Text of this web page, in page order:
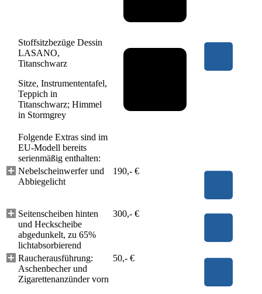
Stoffsitzbezüge Dessin
LASANO,
Titanschwarz
Sitze, Instrumententafel,
Teppich in
Titanschwarz; Himmel
in Stormgrey
Folgende Extras sind im
EU-Modell bereits
serienmäßig enthalten:
Nebelscheinwerfer und
Abbiegelicht
190,- €
Seitenscheiben hinten
und Heckscheibe
abgedunkelt, zu 65%
lichtabsorbierend
300,- €
Raucherausführung:
Aschenbecher und
Zigarettenanzünder vorn
50,- €